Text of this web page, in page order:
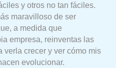
y otros no tan fáciles.
maravilloso de ser
a medida que
empresa, reinventas las
verla crecer y ver cómo mis
evolucionar.